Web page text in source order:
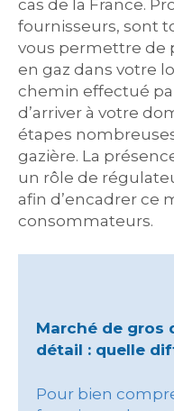
cas de la France.
fournisseurs, sont
vous permettre de
en gaz dans votre
chemin effectué
d’arriver à votre
étapes
gazière. La
un rôle de
afin d’encadrer ce
consommateurs.
Marché de gros
détail : quelle
Pour bien